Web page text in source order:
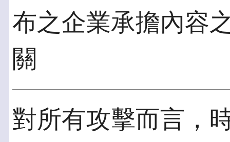
布之企業承擔內容
關
對所有攻擊而言，